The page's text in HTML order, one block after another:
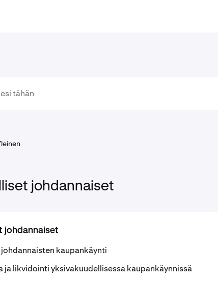
johdannaiset
johdannaiset
kaupankäynti
ja likvidointi yksivakuudellisessa kaupankäynnissä